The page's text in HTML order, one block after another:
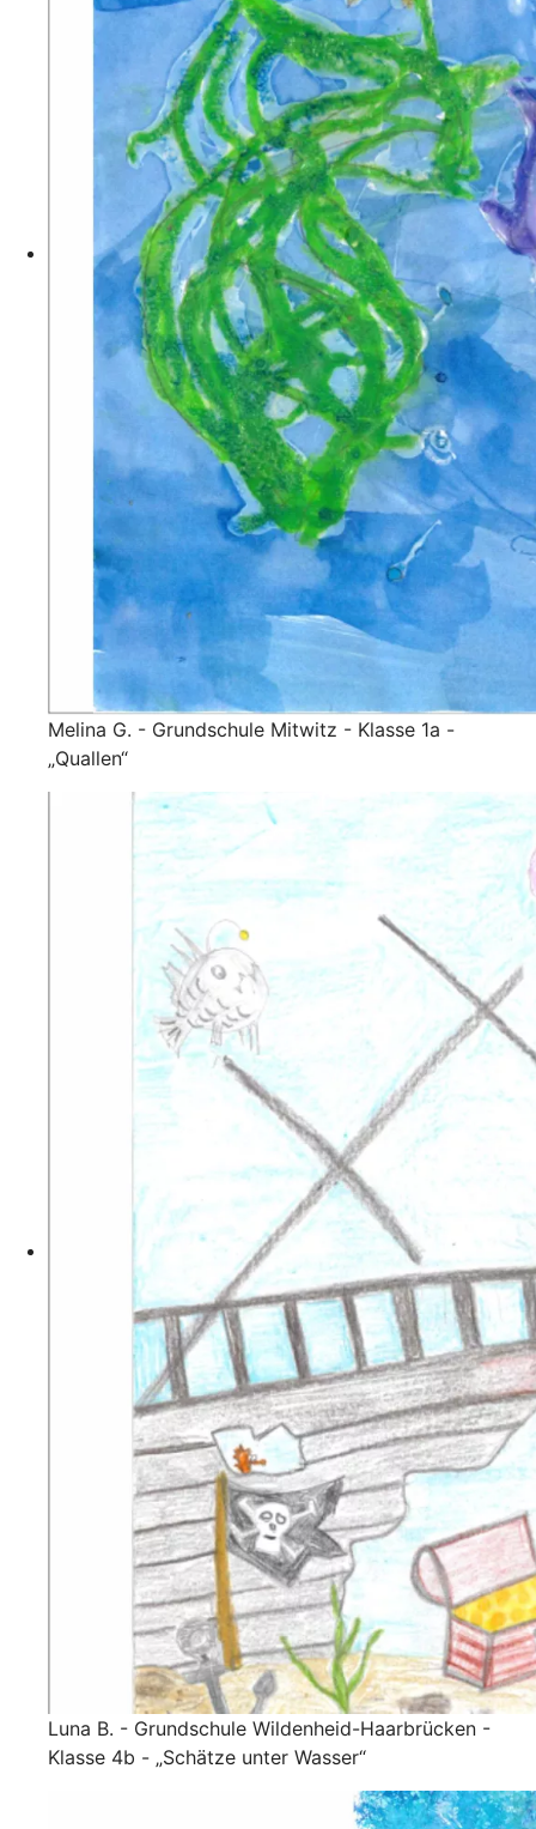
Melina G. - Grundschule Mitwitz - Klasse 1a -
„Quallen“
Luna B. - Grundschule Wildenheid-Haarbrücken -
Klasse 4b - „Schätze unter Wasser“